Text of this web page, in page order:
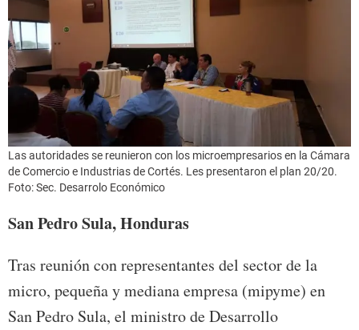
Las autoridades se reunieron con los microempresarios en la Cámara
de Comercio e Industrias de Cortés. Les presentaron el plan 20/20.
Foto: Sec. Desarrolo Económico
San Pedro Sula, Honduras
Tras reunión con representantes del sector de la
micro, pequeña y mediana empresa (mipyme) en
San Pedro Sula, el ministro de Desarrollo